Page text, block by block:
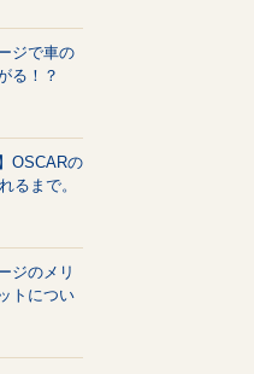
ジで車の
る！？
OSCARの
るまで。
ジのメリ
トについ